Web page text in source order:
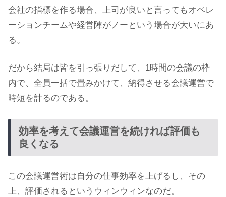
会社の指標を作る場合、上司が良いと言ってもオペレ
ーションチームや経営陣がノーという場合が大いにあ
る。
だから結局は皆を引っ張りだして、1時間の会議の枠
内で、全員一括で畳みかけて、納得させる会議運営で
時短を計るのである。
効率を考えて会議運営を続ければ評価も
良くなる
この会議運営術は自分の仕事効率を上げるし、その
上、評価されるというウィンウィンなのだ。